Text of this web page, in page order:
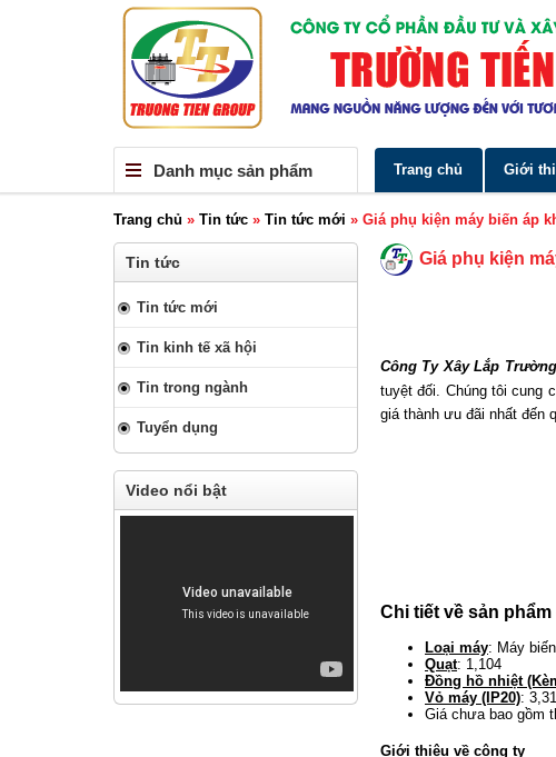
Danh mục sản phẩm Trang chủ Giới
Trang chủ » Tin tức » Tin tức mới » Giá phụ kiện máy biến áp
Tin tức
Tin tức mới
Tin kinh tế xã hội
Tin trong ngành
Tuyển dụng
Video nổi bật
Giá phụ kiện
Công Ty Xây Lắp
tuyệt đối. Chúng tôi cung
giá thành ưu đãi nhất đến
Chi tiết về sản
Loại máy: Máy
Quạt: 1,104
Đồng hồ nhiệt
Vỏ máy (IP20):
Giá chưa bao gồm
Giới thiệu về công ty